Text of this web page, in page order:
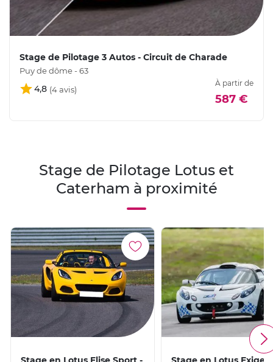
Stage de Pilotage 3 Autos - Circuit de Charade
Puy de dôme - 63
4,8
À partir de
587 €
Stage de Pilotage Lotus et
Caterham à proximité